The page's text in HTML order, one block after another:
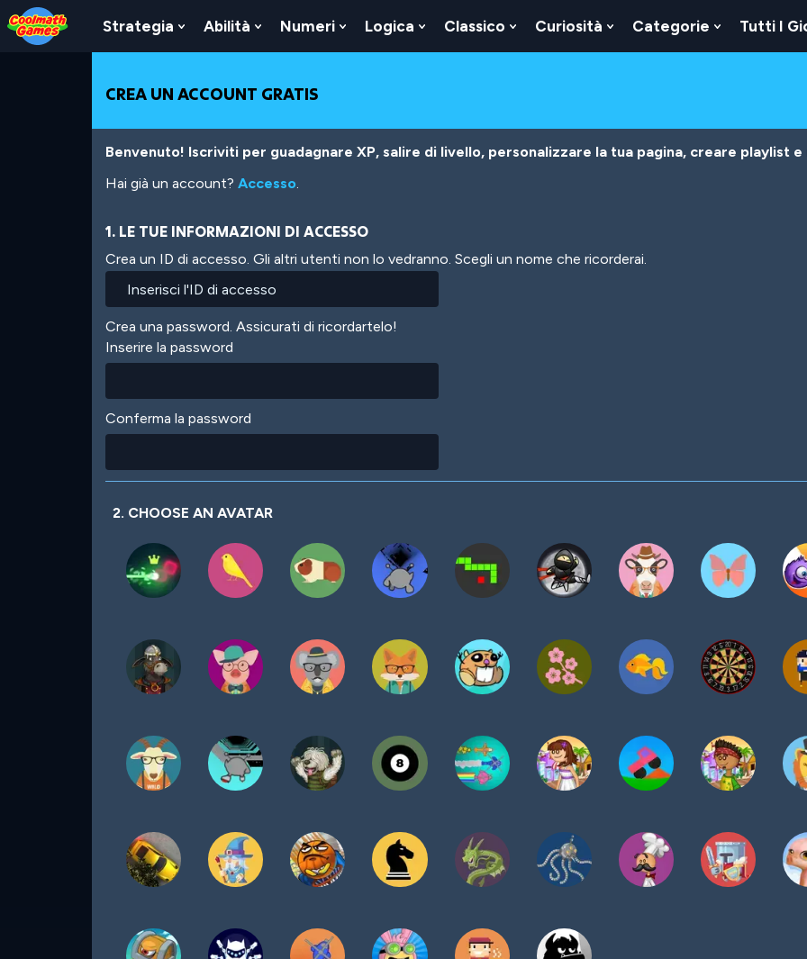
Skip
to
Top
Skip
to
Navigation
Skip
to
Main
Skip
to
Footer
Salta
al
contenuto
Strategia
Show
Submenu
Strategia
Abilità
Show
Submenu
Abilità
Numeri
Show
Submenu
Logica
Show
Submenu
Classico
Show
Submenu
Curiosità
Show
Submenu
Categorie
Show
Submenu
Tutti I
CREA UN ACCOUNT GRATIS
Benvenuto! Iscriviti per guadagnare XP, salire di livello, personalizzare la tua pagina, creare playlist
Hai già un account? Accesso.
1. LE TUE INFORMAZIONI DI ACCESSO
Crea un ID di accesso. Gli altri utenti non lo vedranno. Scegli un nome che ricorderai.
Crea una password. Assicurati di ricordartelo!
Inserire la password
Conferma la password
2. CHOOSE AN AVATAR